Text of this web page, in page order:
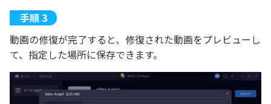
動画の修復が完了すると、修復された動画をプレビューし
て、指定した場所に保存できます。